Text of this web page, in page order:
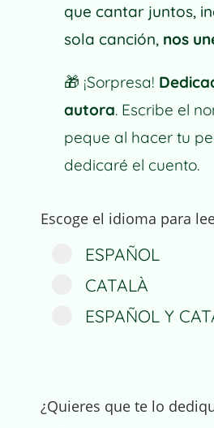
que cantar juntos,
sola canción, nos
🎁 ¡Sorpresa!
autora. Escribe el
peque al hacer tu
dedicaré el cuento.
Escoge el idioma para
ESPAÑOL
CATALÀ
ESPAÑOL Y
¿Quieres que te lo